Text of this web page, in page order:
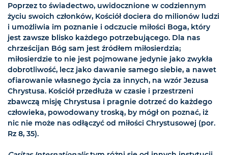
Poprzez to świadectwo, uwidocznione w codziennym
życiu swoich członków, Kościół dociera do milionów ludzi
i umożliwia im poznanie i odczucie miłości Boga, który
jest zawsze blisko każdego potrzebującego. Dla nas
chrześcijan Bóg sam jest źródłem miłosierdzia;
miłosierdzie to nie jest pojmowane jedynie jako zwykła
dobrotliwość, lecz jako dawanie samego siebie, a nawet
ofiarowanie własnego życia za innych, na wzór Jezusa
Chrystusa. Kościół przedłuża w czasie i przestrzeni
zbawczą misję Chrystusa i pragnie dotrzeć do każdego
człowieka, powodowany troską, by mógł on poznać, iż
nic nie może nas odłączyć od miłości Chrystusowej (por.
Rz 8, 35).